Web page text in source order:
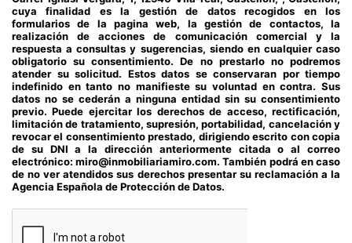
cuya finalidad es la gestión de datos recogidos en los
formularios de la pagina web, la gestión de contactos, la
realización de acciones de comunicación comercial y la
respuesta a consultas y sugerencias, siendo en cualquier caso
obligatorio su consentimiento. De no prestarlo no podremos
atender su solicitud. Estos datos se conservaran por tiempo
indefinido en tanto no manifieste su voluntad en contra. Sus
datos no se cederán a ninguna entidad sin su consentimiento
previo. Puede ejercitar los derechos de acceso, rectificación,
limitación de tratamiento, supresión, portabilidad, cancelación y
revocar el consentimiento prestado, dirigiendo escrito con copia
de su DNI a la dirección anteriormente citada o al correo
electrónico: miro@inmobiliariamiro.com. También podrá en caso
de no ver atendidos sus derechos presentar su reclamación a la
Agencia Española de Protección de Datos.